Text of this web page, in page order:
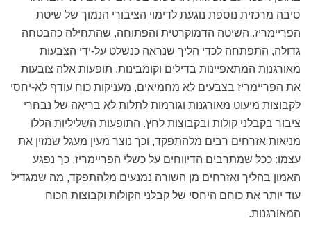
סיבה מרכזית נוספת נוגעת לדימוי הציבורי הנמוך של שיטת
הפריימריז. השיטה הדמוקרטית והפתוחה, שהתחילה כהבטחה
גדולה, התפתחה לכדי הליך שנראה כנשלט על-ידי הצבעות
מאורגנות המתאפיינות בדילים וקומבינות. תופעות אלה צובעות
את הפריימריז בצבעים לא מחמיאים, מעניקות כוח עודף לא-יחסי
לקבוצות מיעוט מאורגנות וגורמות לתלות לא בריאה של נבחרי
ציבור בקבלני קולות ובקבוצות לחץ. התופעות השליליות הללו
מניאות אזרחים רבים מלהתפקד, וכך נוצר מעין מעגל שמזין את
עצמו: ככל שמתרבים הדיווחים על כשלי הפריימריז, כך נפגע
האמון בהליך ואזרחים מן השורה נמנעים מלהתפקד, מה שמגדיל
עוד יותר את כוחם היחסי של קבלני הקולות וקבוצות הכוח
המאורגנות.